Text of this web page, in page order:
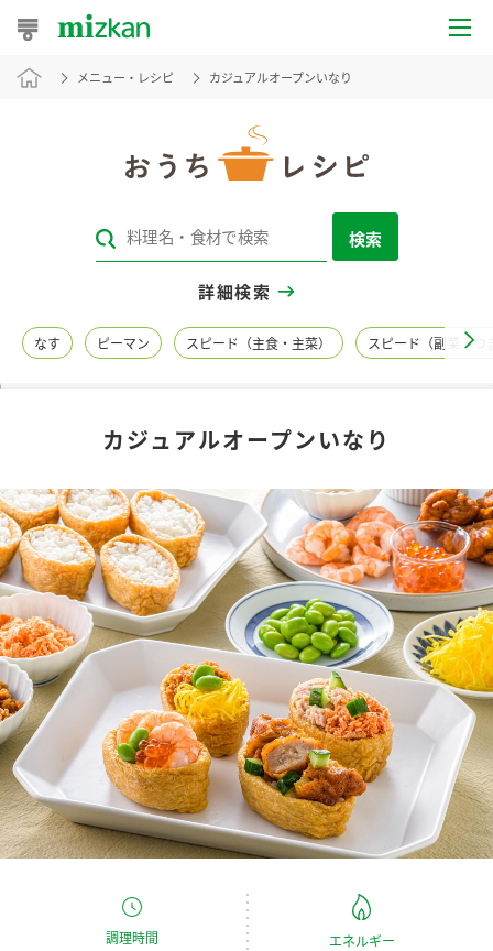
おうちレシピ
レシピカテゴリ一覧
レシピ名特集
商品情報
商品カテゴリ
酢 調味酢
お酢ドリンク ぽん酢
みりん風・料理酒 鍋用調味料
つゆ たれ
スープ 中華
新商品一覧
キャンペーン情報
ブランド・スペシャルサイト
ブランド・スペシャルサイト トップ
商品ブランドサイト
Fibee（ファイビー）
くらしプラ酢
お酢ドリンク
企業情報
国内事業概要
企業理念
ミツカンを知る
メニュー・レシピ カジュアルオープンいなり
検索
詳細検索
なす ピーマン スピード（主食・主菜） スピード（副菜・つ
カジュアルオープンいなり
調理時間 エネルギー